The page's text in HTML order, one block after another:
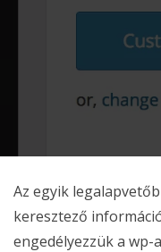
Az egyik
keresztező
engedélyezzük a